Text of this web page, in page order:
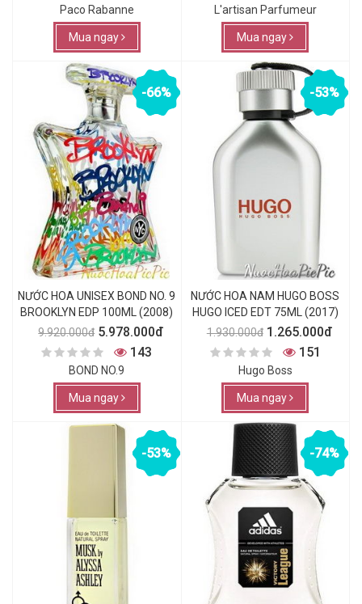
Paco Rabanne
Mua ngay
L'artisan Parfumeur
Mua ngay
-66%
NƯỚC HOA UNISEX BOND NO. 9
BROOKLYN EDP 100ML (2008)
9.920.000đ 5.978.000đ
143
BOND NO.9
Mua ngay
-53%
NƯỚC HOA NAM HUGO BOSS
HUGO ICED EDT 75ML (2017)
1.930.000đ 1.265.000đ
151
Hugo Boss
Mua ngay
-53% -74%